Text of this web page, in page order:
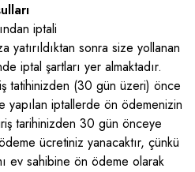
iptali
yatırıldıktan sonra size yollanan
iptal şartları yer almaktadır.
tatihinizden (30 gün üzeri) önce
yapılan iptallerde ön ödemenizin
tarihinizden 30 gün önceye
ücretiniz yanacaktır, çünkü
ev sahibine ön ödeme olarak